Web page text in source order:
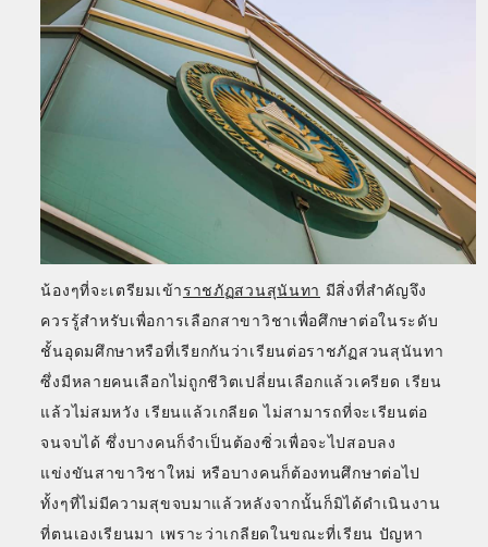
น้องๆที่จะเตรียมเข้าราชภัฏสวนสุนันทา มีสิ่งที่สำคัญจึง
ควรรู้สำหรับเพื่อการเลือกสาขาวิชาเพื่อศึกษาต่อในระดับ
ชั้นอุดมศึกษาหรือที่เรียกกันว่าเรียนต่อราชภัฏสวนสุนันทา
ซึ่งมีหลายคนเลือกไม่ถูกชีวิตเปลี่ยนเลือกแล้วเครียด เรียน
แล้วไม่สมหวัง เรียนแล้วเกลียด ไม่สามารถที่จะเรียนต่อ
จนจบได้ ซึ่งบางคนก็จำเป็นต้องซิ่วเพื่อจะไปสอบลง
แข่งขันสาขาวิชาใหม่ หรือบางคนก็ต้องทนศึกษาต่อไป
ทั้งๆที่ไม่มีความสุขจบมาแล้วหลังจากนั้นก็มิได้ดำเนินงาน
ที่ตนเองเรียนมา เพราะว่าเกลียดในขณะที่เรียน ปัญหา